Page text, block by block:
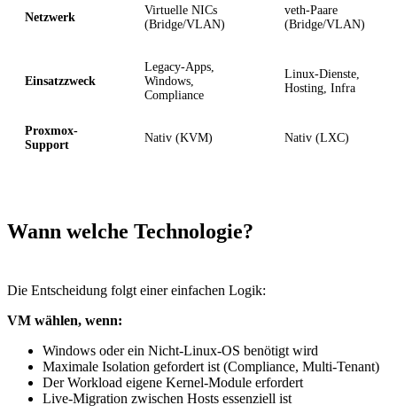
Netzwerk
Virtuelle NICs
(Bridge/VLAN)
veth-Paare
(Bridge/VLAN)
Einsatzzweck
Legacy-Apps,
Windows,
Compliance
Linux-Dienste,
Hosting, Infra
Proxmox-
Support
Nativ (KVM) Nativ (LXC)
Wann welche Technologie?
Die Entscheidung folgt einer einfachen Logik:
VM wählen, wenn:
Windows oder ein Nicht-Linux-OS benötigt wird
Maximale Isolation gefordert ist (Compliance, Multi-Tenant)
Der Workload eigene Kernel-Module erfordert
Live-Migration zwischen Hosts essenziell ist